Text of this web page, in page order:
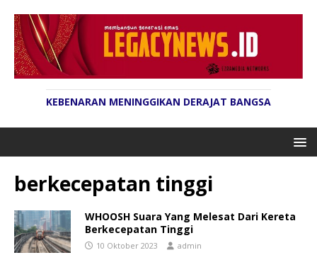
KEBENARAN MENINGGIKAN DERAJAT BANGSA
berkecepatan tinggi
WHOOSH Suara Yang Melesat Dari Kereta
Berkecepatan Tinggi
10 Oktober 2023 admin